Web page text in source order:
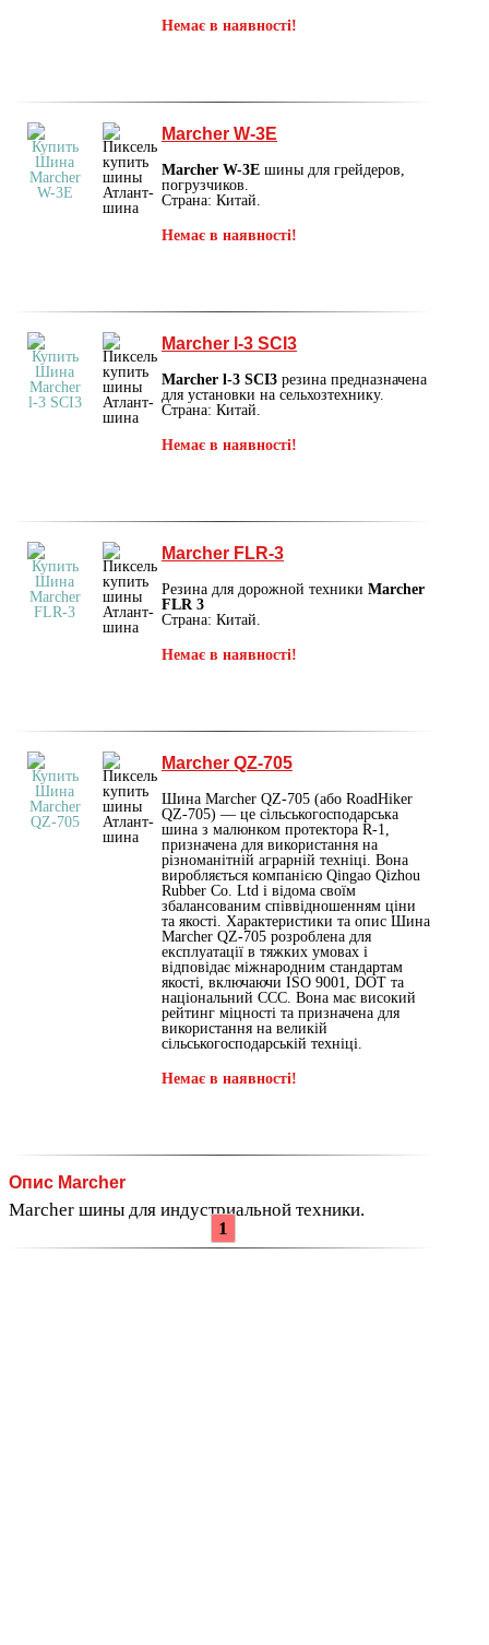
Немає в наявності!
Marcher W-3E
Marcher W-3E шины для грейдеров,
погрузчиков.
Страна: Китай.
Немає в наявності!
Marcher l-3 SCI3
Marcher l-3 SCI3 резина предназначена
для установки на сельхозтехнику.
Страна: Китай.
Немає в наявності!
Marcher FLR-3
Резина для дорожной техники Marcher
FLR 3
Страна: Китай.
Немає в наявності!
Marcher QZ-705
Шина Marcher QZ-705 (або RoadHiker
QZ-705) — це сільськогосподарська
шина з малюнком протектора R-1,
призначена для використання на
різноманітній аграрній техніці. Вона
виробляється компанією Qingao Qizhou
Rubber Co. Ltd і відома своїм
збалансованим співвідношенням ціни
та якості. Характеристики та опис Шина
Marcher QZ-705 розроблена для
експлуатації в тяжких умовах і
відповідає міжнародним стандартам
якості, включаючи ISO 9001, DOT та
національний CCC. Вона має високий
рейтинг міцності та призначена для
використання на великій
сільськогосподарській техніці.
Немає в наявності!
Опис Marcher
Marcher шины для индустриальной техники.
1